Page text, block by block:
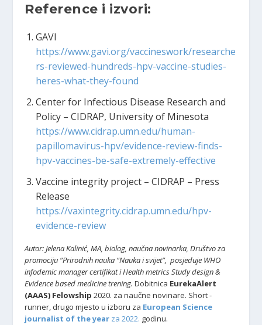
Reference i izvori:
GAVI
https://www.gavi.org/vaccineswork/researche
rs-reviewed-hundreds-hpv-vaccine-studies-
heres-what-they-found
Center for Infectious Disease Research and
Policy – CIDRAP, University of Minesota
https://www.cidrap.umn.edu/human-
papillomavirus-hpv/evidence-review-finds-
hpv-vaccines-be-safe-extremely-effective
Vaccine integrity project – CIDRAP – Press
Release
https://vaxintegrity.cidrap.umn.edu/hpv-
evidence-review
Autor: Jelena Kalinić, MA, biolog, naučna novinarka, Društvo za
promociju “Prirodnih nauka “Nauka i svijet”, posjeduje WHO
infodemic manager certifikat i Health metrics Study design &
Evidence based medicine trening. Dobitnica EurekaAlert
(AAAS) Felowship 2020. za naučne novinare. Short -
runner, drugo mjesto u izboru za European Science
journalist of the year za 2022. godinu.